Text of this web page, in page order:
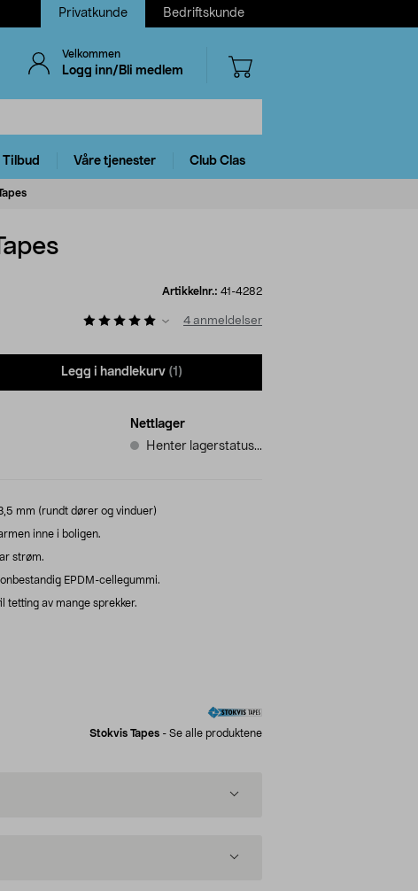
Privatkunde Bedriftskunde
Velkommen
Logg inn/Bli medlem
Tilbud Våre tjenester Club Clas
Artikkelnr.: 41-4282
4 anmeldelser
Legg i handlekurv (1)
Nettlager
Henter lagerstatus...
mm (rundt dører og vinduer)
inne i boligen.
strøm.
EPDM-cellegummi.
tetting av mange sprekker.
Stokvis Tapes - Se alle produktene